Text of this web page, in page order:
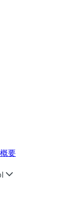
要